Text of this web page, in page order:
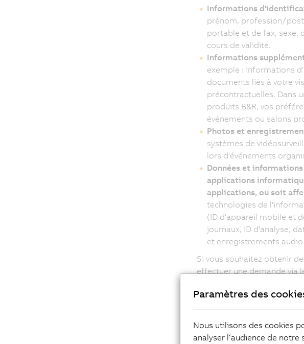
Informations
prénom, profession/
portable et de fax, sexe,
cours de validité.
Informations
exemple : informations
documents liés à votre
précontractuelles. Dans
produits B&R, vos
événements ou salons
Photos et
systèmes de
lors d'événements
Données et
applications
applications, ou soit
technologies de
(ID d'appareil mobile et
journaux, ID d'analyse,
et enregistrements
Si vous souhaitez obtenir
effectuer une demande via
3.
Paramètres des
Nous utilisons des cookies
analyser l‘audience de